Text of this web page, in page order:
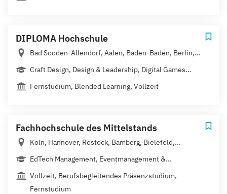
DIPLOMA Hochschule
Bad Sooden-Allendorf, Aalen, Baden-Baden, Berlin,...
Craft Design, Design & Leadership, Digital Games...
Fernstudium, Blended Learning, Vollzeit
Fachhochschule des Mittelstands
Köln, Hannover, Rostock, Bamberg, Bielefeld,...
EdTech Management, Eventmanagement &...
Vollzeit, Berufsbegleitendes Präsenzstudium,
Fernstudium